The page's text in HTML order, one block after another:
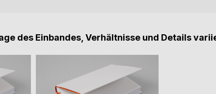
des Einbandes, Verhältnisse und Details